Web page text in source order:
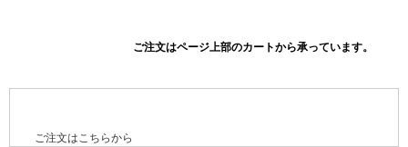
ご注文はこちらから